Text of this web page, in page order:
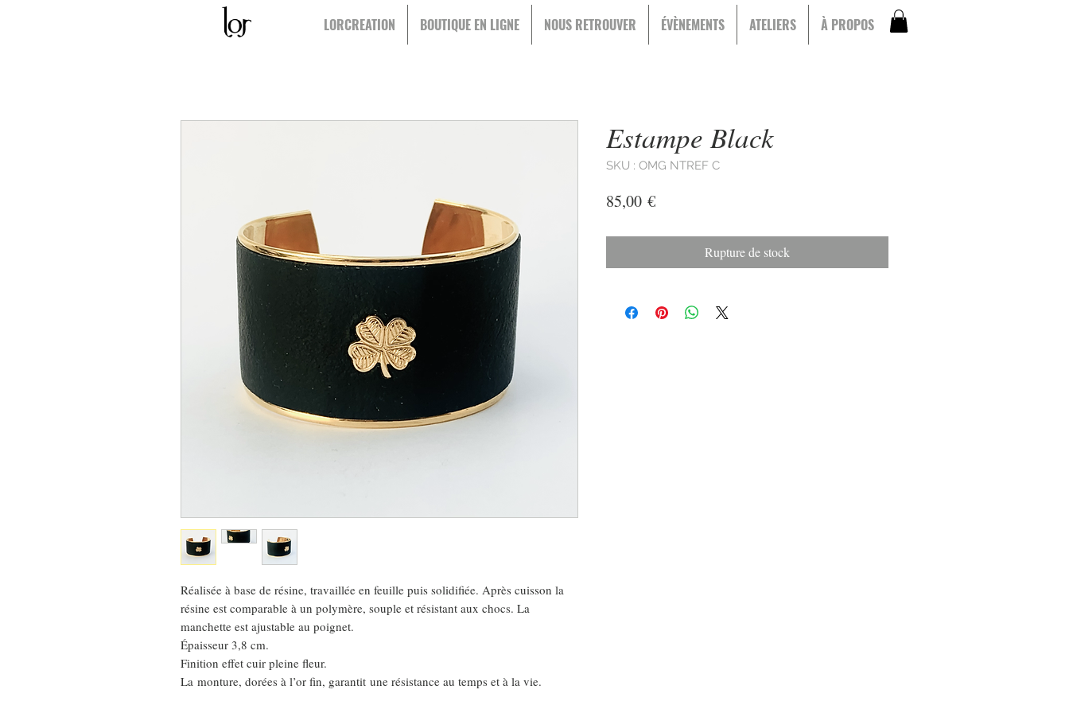
LORCREATION BOUTIQUE EN LIGNE NOUS RETROUVER ÉVÈNEMENTS ATELIERS À PROPOS
Réalisée à base de résine, travaillée en feuille puis solidifiée. Après cuisson la
résine est comparable à un polymère, souple et résistant aux chocs. La
manchette est ajustable au poignet.
Épaisseur 3,8 cm.
Finition effet cuir pleine fleur.
La monture, dorées à l’or fin, garantit une résistance au temps et à la vie.
Estampe Black
SKU : OMG NTREF C
85,00 €Prix
Rupture de stock